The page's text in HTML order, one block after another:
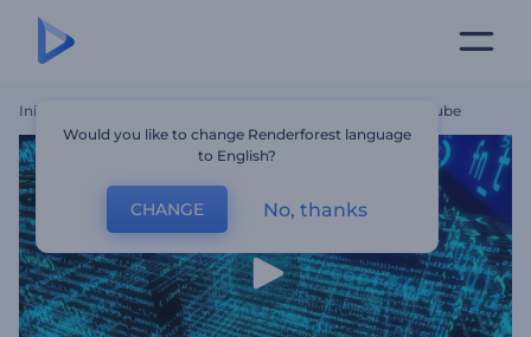
Inicio Intro - Informática Y Alojamiento En La Nube
Would you like to change Renderforest language
to English?
CHANGE No, thanks